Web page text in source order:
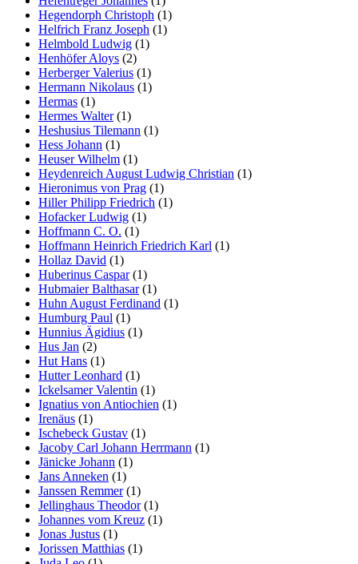
Hegendorph Christoph (1)
Helfrich Franz Joseph (1)
Helmbold Ludwig (1)
Henhöfer Aloys (2)
Herberger Valerius (1)
Hermann Nikolaus (1)
Hermas (1)
Hermes Walter(1)
Heshusius Tilemann (1)
Hess Johann (1)
Heuser Wilhelm (1)
Heydenreich August Ludwig Christian (1)
Hieronimus von Prag (1)
Hiller Philipp Friedrich (1)
Hofacker Ludwig (1)
Hoffmann C. O. (1)
Hoffmann Heinrich Friedrich Karl (1)
Hollaz David (1)
Huberinus Caspar(1)
Hubmaier Balthasar(1)
Huhn August Ferdinand (1)
Humburg Paul (1)
Hunnius Ägidius (1)
Hus Jan (2)
Hut Hans (1)
Hutter Leonhard (1)
Ickelsamer Valentin (1)
Ignatius von Antiochien (1)
Irenäus (1)
Ischebeck Gustav (1)
Jacoby Carl Johann Herrmann (1)
Jänicke Johann (1)
Jans Anneken (1)
Janssen Remmer(1)
Jellinghaus Theodor(1)
Johannes vom Kreuz (1)
Jonas Justus (1)
Jorissen Matthias (1)